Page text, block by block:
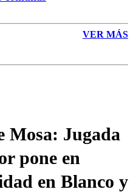
VER MÁS
Mosa: Jugada
pone en
en Blanco y